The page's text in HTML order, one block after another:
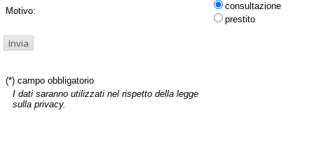
Motivo:
consultazione
prestito
(*) campo obbligatorio
I dati saranno utilizzati nel rispetto della legge
sulla privacy.